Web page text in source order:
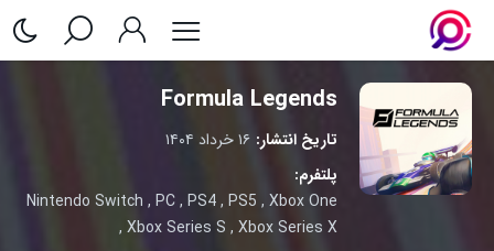
Formula Legends
تاریخ انتشار: ۱۶ خرداد ۱۴۰۴
پلتفرم:
Nintendo Switch , PC, PS4, PS5 , Xbox One
, Xbox Series S , Xbox Series X